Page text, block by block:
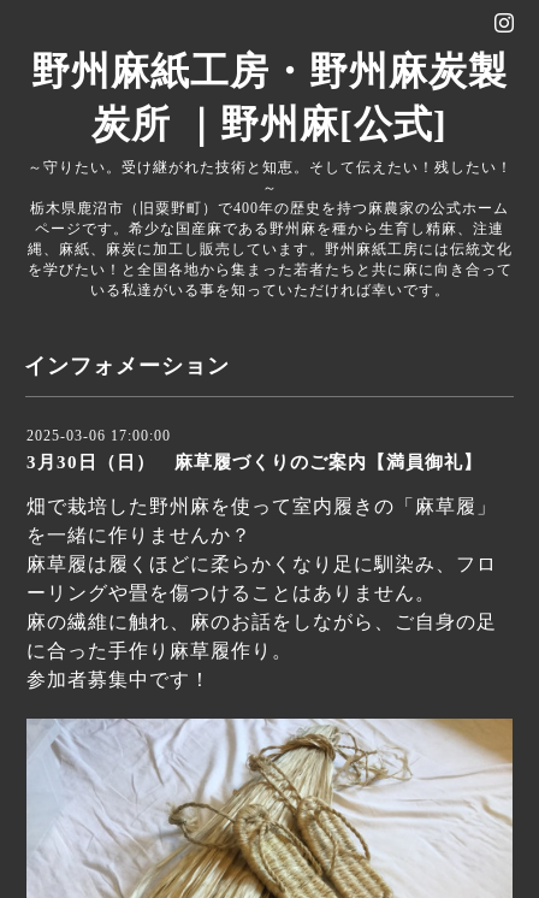
野州麻紙工房・野州麻炭製
炭所 ｜野州麻[公式]
～守りたい。受け継がれた技術と知恵。そして伝えたい！残したい！
～
栃木県鹿沼市（旧粟野町）で400年の歴史を持つ麻農家の公式ホーム
ページです。希少な国産麻である野州麻を種から生育し精麻、注連
縄、麻紙、麻炭に加工し販売しています。野州麻紙工房には伝統文化
を学びたい！と全国各地から集まった若者たちと共に麻に向き合って
いる私達がいる事を知っていただければ幸いです。
インフォメーション
2025-03-06 17:00:00
3月30日（日） 麻草履づくりのご案内【満員御礼】
畑で栽培した野州麻を使って室内履きの「麻草履」
を一緒に作りませんか？
麻草履は履くほどに柔らかくなり足に馴染み、フロ
ーリングや畳を傷つけることはありません。
麻の繊維に触れ、麻のお話をしながら、ご自身の足
に合った手作り麻草履作り。
参加者募集中です！